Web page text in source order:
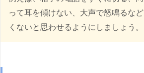
って耳を傾けない、大声で怒鳴るな
くないと思わせるようにしましょう。